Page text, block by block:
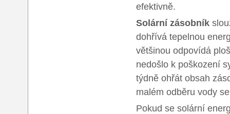
efektivně.
Solární zásobník
dohřívá tepelnou
většinou odpovídá
nedošlo k poškození
týdně ohřát obsah
malém odběru vody
Pokud se solární